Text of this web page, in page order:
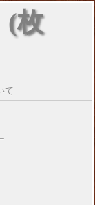
(枚
て